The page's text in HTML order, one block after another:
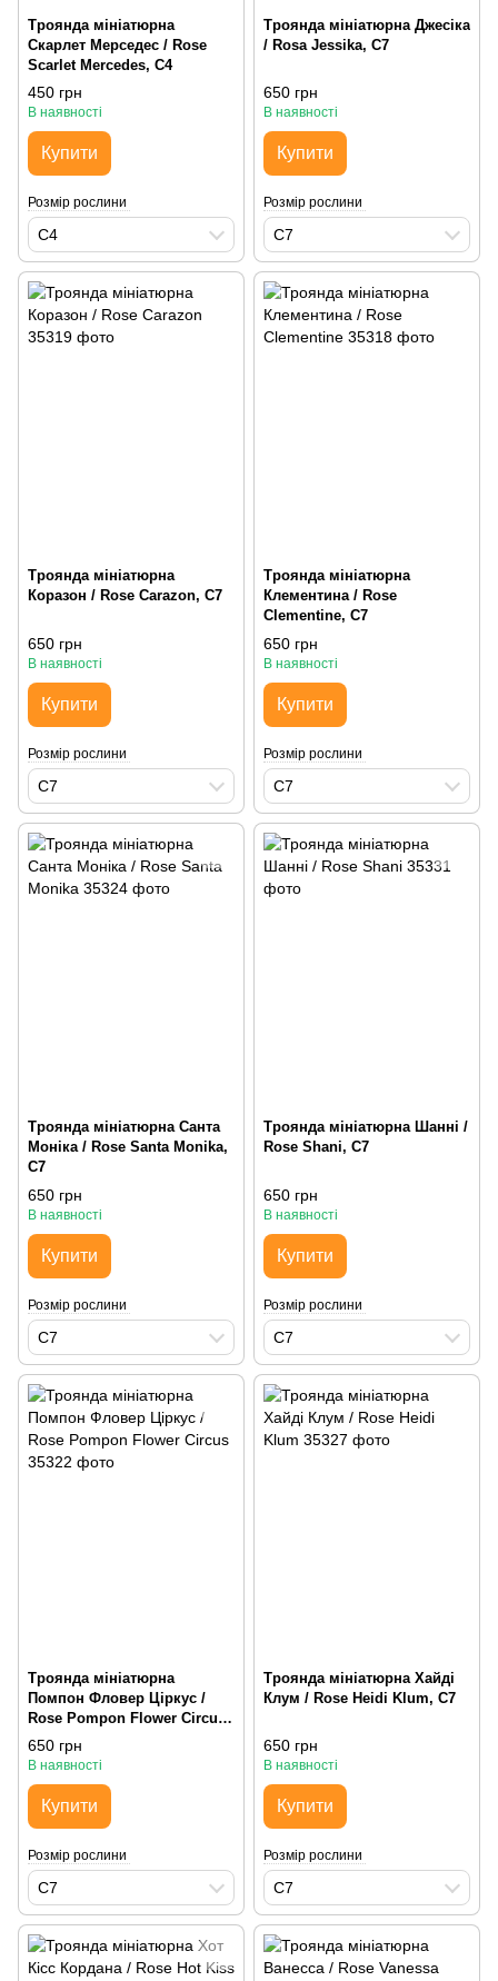
Троянда мініатюрна
Скарлет Мерседес / Rose
Scarlet Mercedes, С4
450 грн
В наявності
Купити
Розмір рослини
С4
Троянда мініатюрна Джесіка
/ Rosa Jessika, С7
650 грн
В наявності
Купити
Розмір рослини
С7
Троянда мініатюрна
Коразон / Rose Carazon, С7
650 грн
В наявності
Купити
Розмір рослини
С7
Троянда мініатюрна
Клементина / Rose
Clementine, С7
650 грн
В наявності
Купити
Розмір рослини
С7
Троянда мініатюрна Санта
Моніка / Rose Santa Monika,
С7
650 грн
В наявності
Купити
Розмір рослини
С7
Троянда мініатюрна Шанні /
Rose Shani, С7
650 грн
В наявності
Купити
Розмір рослини
С7
Троянда мініатюрна
Помпон Фловер Ціркус /
Rose Pompon Flower Circus,
С7
650 грн
В наявності
Купити
Розмір рослини
С7
Троянда мініатюрна Хайді
Клум / Rose Heidi Klum, С7
650 грн
В наявності
Купити
Розмір рослини
С7